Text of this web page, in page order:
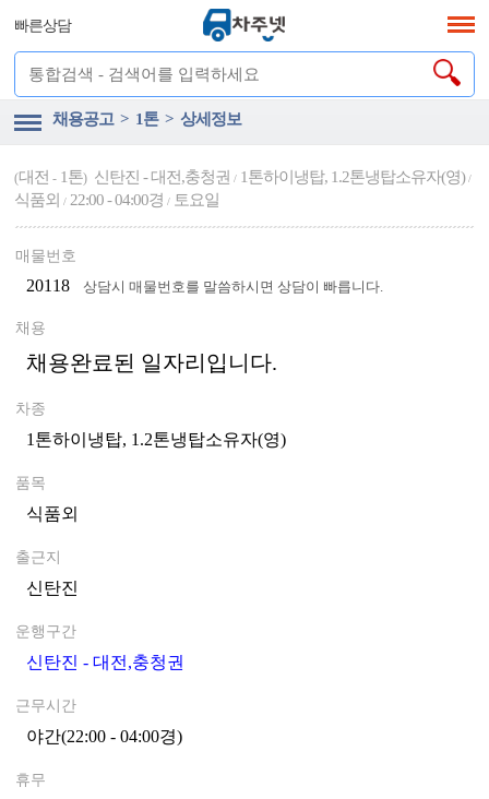
빠른상담
채용공고 > 1톤 > 상세정보
(대전 - 1톤) 신탄진 - 대전,충청권/ 1톤하이냉탑, 1.2톤냉탑소유자(영)/
식품외/ 22:00 - 04:00경/ 토요일
매물번호
20118 상담시 매물번호를 말씀하시면 상담이 빠릅니다.
채용
채용완료된 일자리입니다.
차종
1톤하이냉탑, 1.2톤냉탑소유자(영)
품목
식품외
출근지
신탄진
운행구간
신탄진 - 대전,충청권
근무시간
야간(22:00 - 04:00경)0
휴무